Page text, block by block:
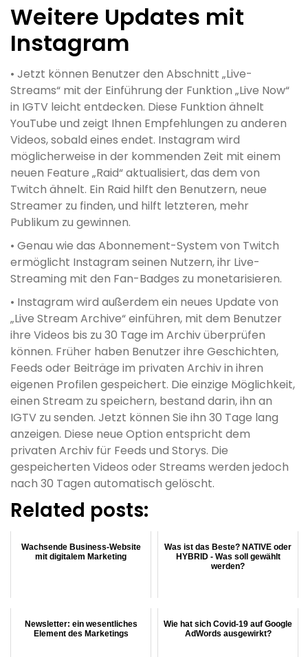
Weitere Updates mit
Instagram
• Jetzt können Benutzer den Abschnitt „Live-
Streams“ mit der Einführung der Funktion „Live Now“
in IGTV leicht entdecken. Diese Funktion ähnelt
YouTube und zeigt Ihnen Empfehlungen zu anderen
Videos, sobald eines endet. Instagram wird
möglicherweise in der kommenden Zeit mit einem
neuen Feature „Raid“ aktualisiert, das dem von
Twitch ähnelt. Ein Raid hilft den Benutzern, neue
Streamer zu finden, und hilft letzteren, mehr
Publikum zu gewinnen.
• Genau wie das Abonnement-System von Twitch
ermöglicht Instagram seinen Nutzern, ihr Live-
Streaming mit den Fan-Badges zu monetarisieren.
• Instagram wird außerdem ein neues Update von
„Live Stream Archive“ einführen, mit dem Benutzer
ihre Videos bis zu 30 Tage im Archiv überprüfen
können. Früher haben Benutzer ihre Geschichten,
Feeds oder Beiträge im privaten Archiv in ihren
eigenen Profilen gespeichert. Die einzige Möglichkeit,
einen Stream zu speichern, bestand darin, ihn an
IGTV zu senden. Jetzt können Sie ihn 30 Tage lang
anzeigen. Diese neue Option entspricht dem
privaten Archiv für Feeds und Storys. Die
gespeicherten Videos oder Streams werden jedoch
nach 30 Tagen automatisch gelöscht.
Related posts:
Wachsende Business-Website
mit digitalem Marketing
Was ist das Beste? NATIVE oder
HYBRID - Was soll gewählt
werden?
Newsletter: ein wesentliches
Element des Marketings
Wie hat sich Covid-19 auf Google
AdWords ausgewirkt?